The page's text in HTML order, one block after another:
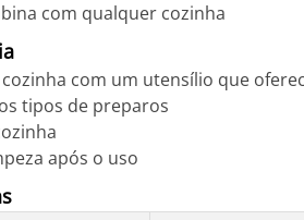
com qualquer cozinha
com um utensílio que
tipos de preparos
após o uso